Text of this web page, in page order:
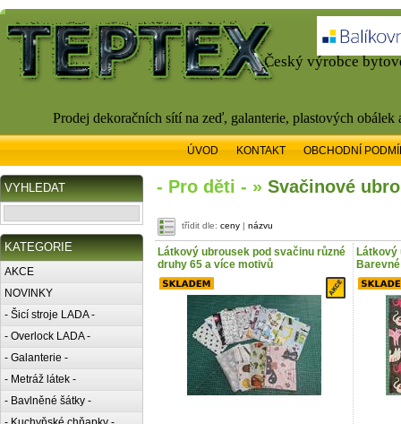
Český výrobce
Prodej dekoračních sítí na zeď, galanterie, plastových
ÚVOD KONTAKT OBCHODNÍ
VYHLEDAT
KATEGORIE
AKCE
NOVINKY
- Šicí stroje LADA -
- Overlock LADA -
- Galanterie -
- Metráž látek -
- Bavlněné šátky -
- Pro děti - » Svačinové
třídit dle: ceny | názvu
Látkový ubrousek pod svačinu různé
druhy 65 a více motivů
Látkový